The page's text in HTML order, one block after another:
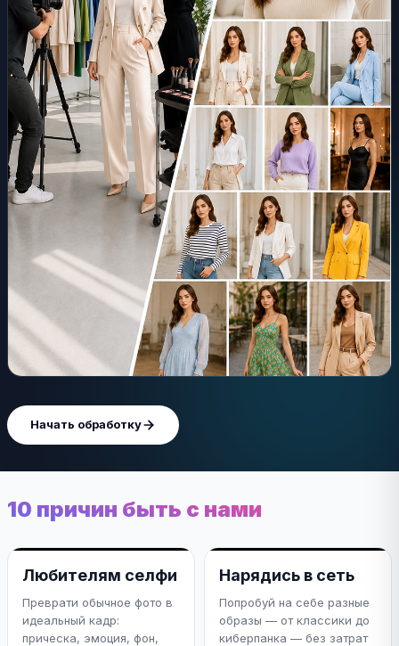
Начать обработку
10 причин быть с нами
Любителям селфи
Преврати обычное фото в
идеальный кадр:
прическа, эмоция, фон,
Нарядись в сеть
Попробуй на себе разные
образы — от классики до
киберпанка — без затрат